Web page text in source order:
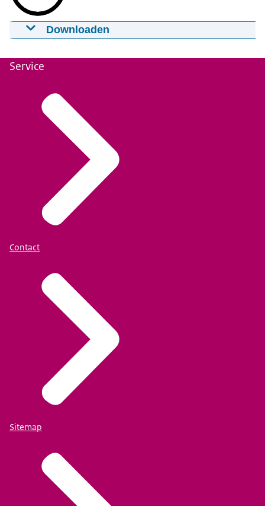
Downloaden
15-07-202500:27:16mp4
Service
Contact
Sitemap